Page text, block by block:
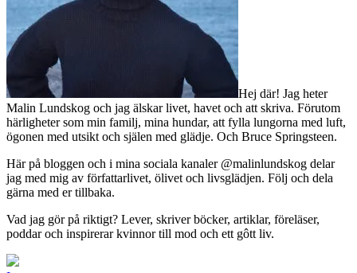
Hej där! Jag heter
Malin Lundskog och jag älskar livet, havet och att skriva. Förutom
härligheter som min familj, mina hundar, att fylla lungorna med luft,
ögonen med utsikt och själen med glädje. Och Bruce Springsteen.
Här på bloggen och i mina sociala kanaler @malinlundskog delar
jag med mig av författarlivet, ölivet och livsglädjen. Följ och dela
gärna med er tillbaka.
Vad jag gör på riktigt? Lever, skriver böcker, artiklar, föreläser,
poddar och inspirerar kvinnor till mod och ett gôtt liv.